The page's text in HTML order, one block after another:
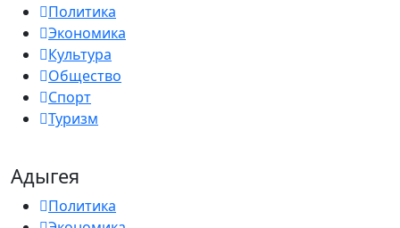
Политика
Экономика
Культура
Общество
Спорт
Туризм
Адыгея
Политика